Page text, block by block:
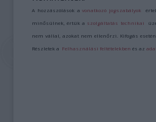
A hozzászólások avonatkozó jogszabályok
minősülnek, értük a szolgáltatás technikai
nem vállal, azokat nem ellenőrzi. Kifogás
Részletek a Felhasználási feltételekben és az